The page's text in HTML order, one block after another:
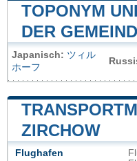
TOPONYM
DER
Japanisch: ツィル
ホーフ
ZIRCHOW
Flughafen